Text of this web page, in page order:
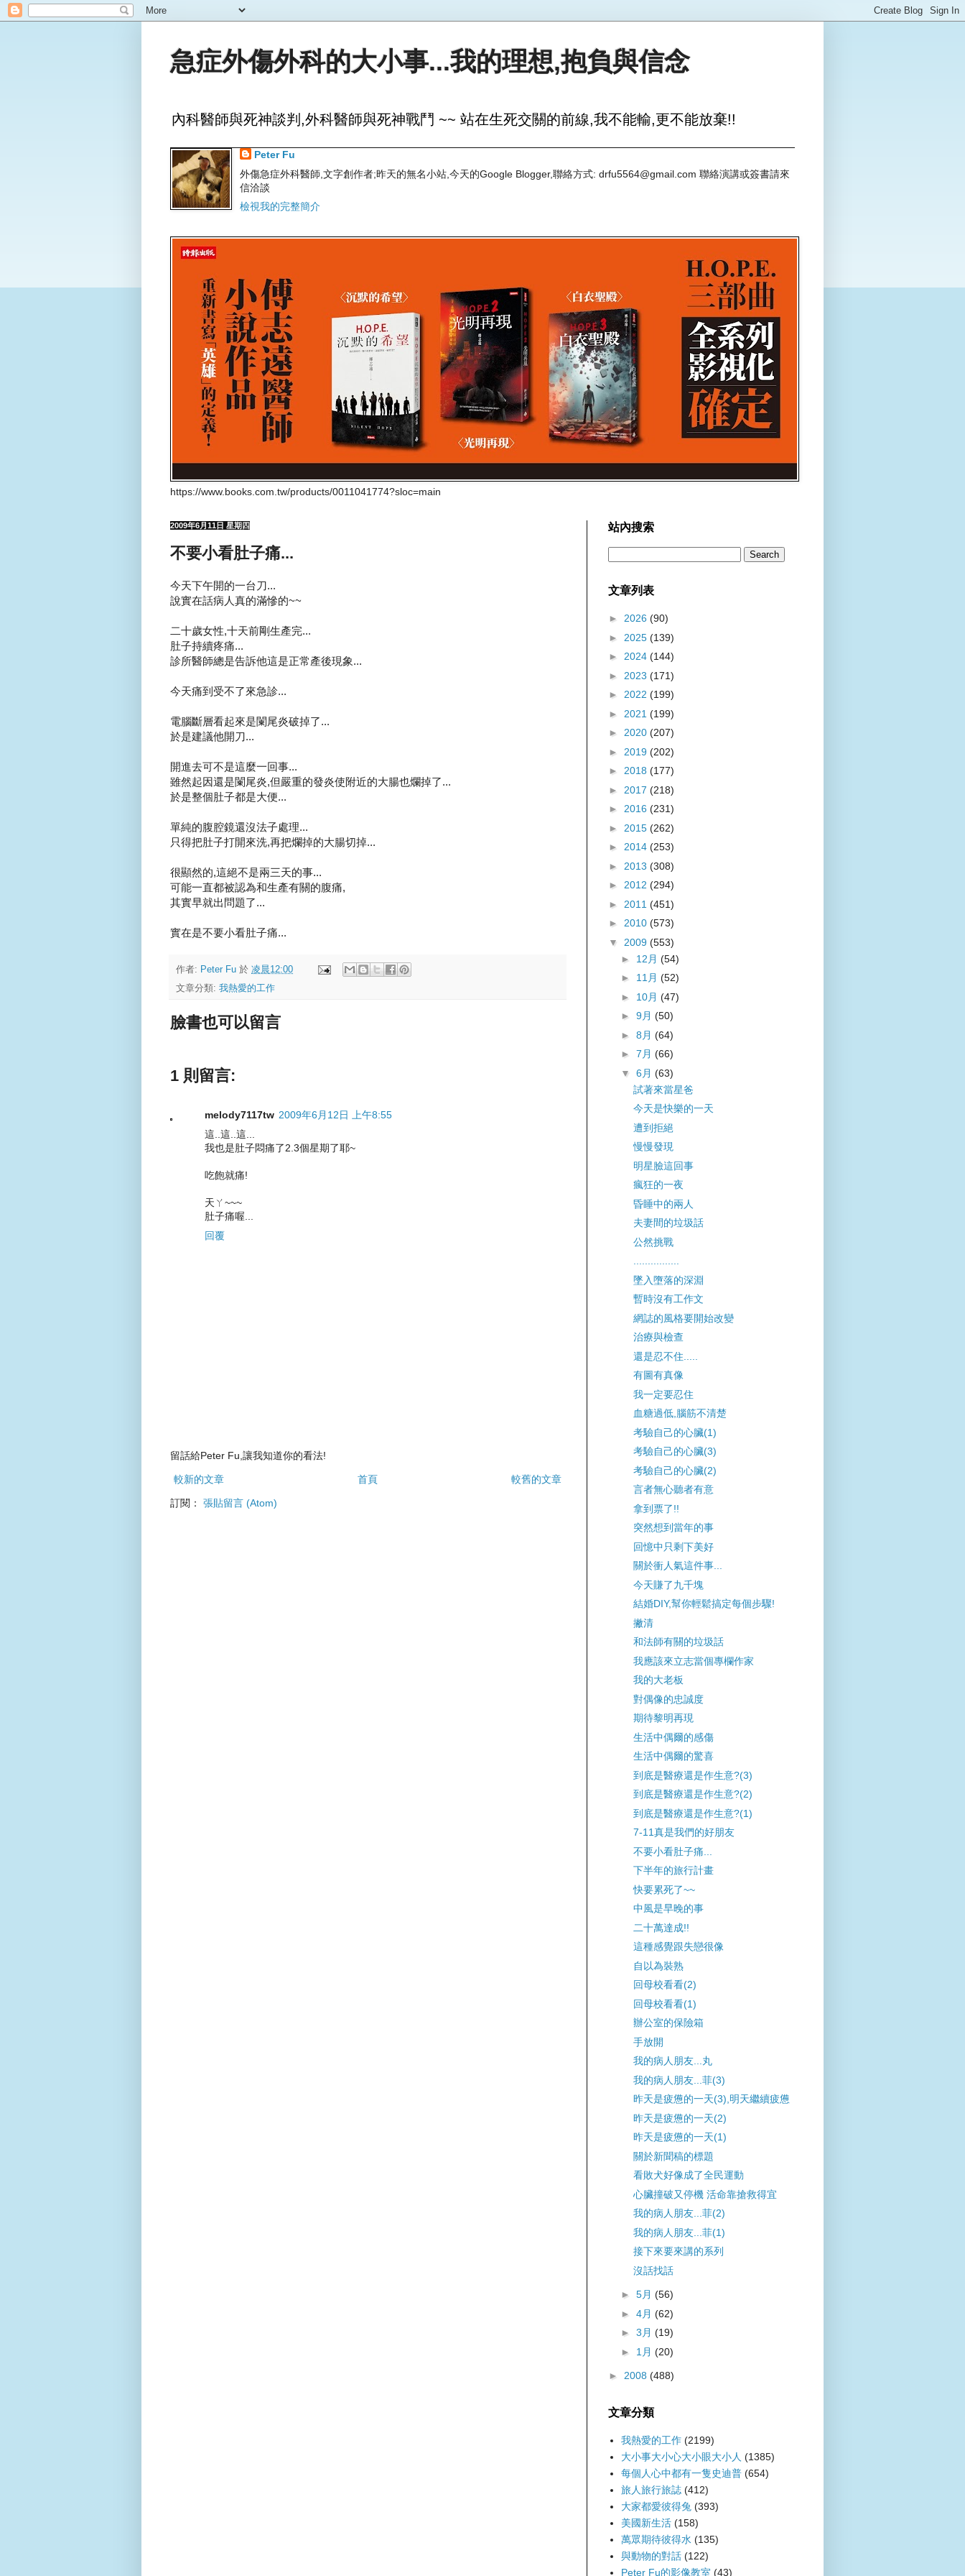
急症外傷外科的大小事...我的理想,抱負與信念
內科醫師與死神談判,外科醫師與死神戰鬥 ~~ 站在生死交關的前線,我不能輸,更不能放棄!!
Peter Fu
外傷急症外科醫師,文字創作者;昨天的無名小站,今天的Google Blogger,聯絡方式: drfu5564@gmail.com 聯絡演講或簽書請來
信洽談
檢視我的完整簡介
https://www.books.com.tw/products/0011041774?sloc=main
2009年6月11日 星期四
不要小看肚子痛...
今天下午開的一台刀...
說實在話病人真的滿慘的~~
二十歲女性,十天前剛生產完...
肚子持續疼痛...
診所醫師總是告訴他這是正常產後現象...
今天痛到受不了來急診...
電腦斷層看起來是闌尾炎破掉了...
於是建議他開刀...
開進去可不是這麼一回事...
雖然起因還是闌尾炎,但嚴重的發炎使附近的大腸也爛掉了...
於是整個肚子都是大便...
單純的腹腔鏡還沒法子處理...
只得把肚子打開來洗,再把爛掉的大腸切掉...
很顯然的,這絕不是兩三天的事...
可能一直都被認為和生產有關的腹痛,
其實早就出問題了...
實在是不要小看肚子痛...
作者: Peter Fu 於 凌晨12:00
文章分類: 我熱愛的工作
臉書也可以留言
1 則留言:
melody7117tw 2009年6月12日 上午8:55
這..這..這...
我也是肚子悶痛了2.3個星期了耶~
吃飽就痛!
天ㄚ~~~
肚子痛喔...
回覆
留話給Peter Fu,讓我知道你的看法!
較新的文章 較舊的文章
首頁
訂閱： 張貼留言 (Atom)
站內搜索
文章列表
► 2026 (90)
► 2025 (139)
► 2024 (144)
► 2023 (171)
► 2022 (199)
► 2021 (199)
► 2020 (207)
► 2019 (202)
► 2018 (177)
► 2017 (218)
► 2016 (231)
► 2015 (262)
► 2014 (253)
► 2013 (308)
► 2012 (294)
► 2011 (451)
► 2010 (573)
▼ 2009 (553)
► 12月 (54)
► 11月 (52)
► 10月 (47)
► 9月 (50)
► 8月 (64)
► 7月 (66)
▼ 6月 (63)
試著來當星爸
今天是快樂的一天
遭到拒絕
慢慢發現
明星臉這回事
瘋狂的一夜
昏睡中的兩人
夫妻間的垃圾話
公然挑戰
................
墜入墮落的深淵
暫時沒有工作文
網誌的風格要開始改變
治療與檢查
還是忍不住.....
有圖有真像
我一定要忍住
血糖過低,腦筋不清楚
考驗自己的心臟(1)
考驗自己的心臟(3)
考驗自己的心臟(2)
言者無心聽者有意
拿到票了!!
突然想到當年的事
回憶中只剩下美好
關於衝人氣這件事...
今天賺了九千塊
結婚DIY,幫你輕鬆搞定每個步驟!
撇清
和法師有關的垃圾話
我應該來立志當個專欄作家
我的大老板
對偶像的忠誠度
期待黎明再現
生活中偶爾的感傷
生活中偶爾的驚喜
到底是醫療還是作生意?(3)
到底是醫療還是作生意?(2)
到底是醫療還是作生意?(1)
7-11真是我們的好朋友
不要小看肚子痛...
下半年的旅行計畫
快要累死了~~
中風是早晚的事
二十萬達成!!
這種感覺跟失戀很像
自以為裝熟
回母校看看(2)
回母校看看(1)
辦公室的保險箱
手放開
我的病人朋友...丸
我的病人朋友...菲(3)
昨天是疲憊的一天(3),明天繼續疲憊
昨天是疲憊的一天(2)
昨天是疲憊的一天(1)
關於新聞稿的標題
看敗犬好像成了全民運動
心臟撞破又停機 活命靠搶救得宜
我的病人朋友...菲(2)
我的病人朋友...菲(1)
接下來要來講的系列
沒話找話
► 5月 (56)
► 4月 (62)
► 3月 (19)
► 1月 (20)
► 2008 (488)
文章分類
我熱愛的工作 (2199)
大小事大小心大小眼大小人 (1385)
每個人心中都有一隻史迪普 (654)
旅人旅行旅誌 (412)
大家都愛彼得兔 (393)
美國新生活 (158)
萬眾期待彼得水 (135)
與動物的對話 (122)
Peter Fu的影像教室 (43)